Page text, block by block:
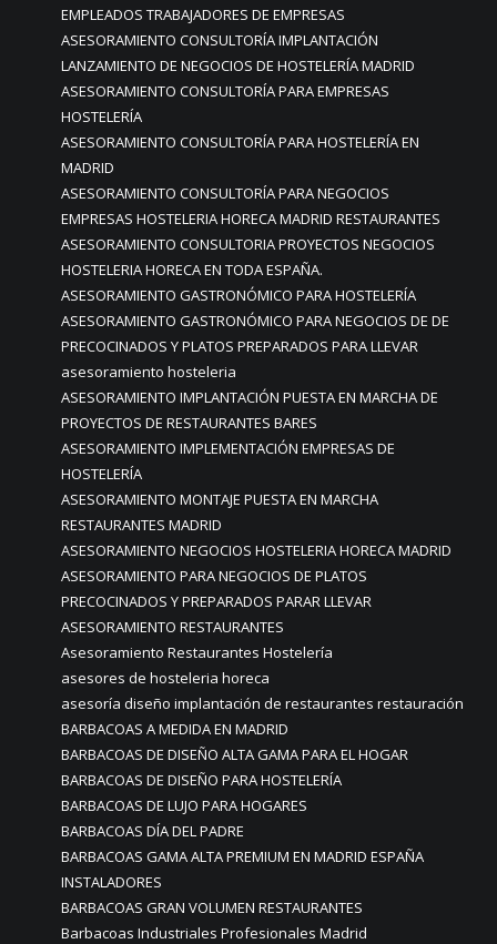
EMPLEADOS TRABAJADORES DE EMPRESAS
ASESORAMIENTO CONSULTORÍA IMPLANTACIÓN
LANZAMIENTO DE NEGOCIOS DE HOSTELERÍA MADRID
ASESORAMIENTO CONSULTORÍA PARA EMPRESAS
HOSTELERÍA
ASESORAMIENTO CONSULTORÍA PARA HOSTELERÍA EN
MADRID
ASESORAMIENTO CONSULTORÍA PARA NEGOCIOS
EMPRESAS HOSTELERIA HORECA MADRID RESTAURANTES
ASESORAMIENTO CONSULTORIA PROYECTOS NEGOCIOS
HOSTELERIA HORECA EN TODA ESPAÑA.
ASESORAMIENTO GASTRONÓMICO PARA HOSTELERÍA
ASESORAMIENTO GASTRONÓMICO PARA NEGOCIOS DE DE
PRECOCINADOS Y PLATOS PREPARADOS PARA LLEVAR
asesoramiento hosteleria
ASESORAMIENTO IMPLANTACIÓN PUESTA EN MARCHA DE
PROYECTOS DE RESTAURANTES BARES
ASESORAMIENTO IMPLEMENTACIÓN EMPRESAS DE
HOSTELERÍA
ASESORAMIENTO MONTAJE PUESTA EN MARCHA
RESTAURANTES MADRID
ASESORAMIENTO NEGOCIOS HOSTELERIA HORECA MADRID
ASESORAMIENTO PARA NEGOCIOS DE PLATOS
PRECOCINADOS Y PREPARADOS PARAR LLEVAR
ASESORAMIENTO RESTAURANTES
Asesoramiento Restaurantes Hostelería
asesores de hosteleria horeca
asesoría diseño implantación de restaurantes restauración
BARBACOAS A MEDIDA EN MADRID
BARBACOAS DE DISEÑO ALTA GAMA PARA EL HOGAR
BARBACOAS DE DISEÑO PARA HOSTELERÍA
BARBACOAS DE LUJO PARA HOGARES
BARBACOAS DÍA DEL PADRE
BARBACOAS GAMA ALTA PREMIUM EN MADRID ESPAÑA
INSTALADORES
BARBACOAS GRAN VOLUMEN RESTAURANTES
Barbacoas Industriales Profesionales Madrid